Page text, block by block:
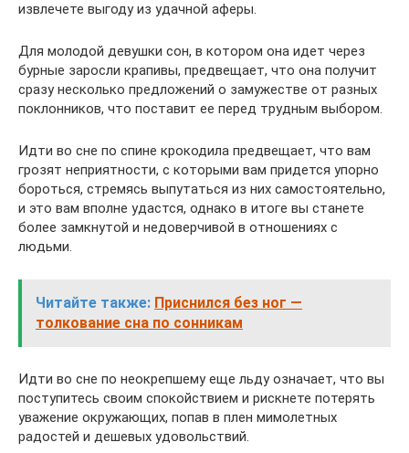
извлечете выгоду из удачной аферы.
Для молодой девушки сон, в котором она идет через
бурные заросли крапивы, предвещает, что она получит
сразу несколько предложений о замужестве от разных
поклонников, что поставит ее перед трудным выбором.
Идти во сне по спине крокодила предвещает, что вам
грозят неприятности, с которыми вам придется упорно
бороться, стремясь выпутаться из них самостоятельно,
и это вам вполне удастся, однако в итоге вы станете
более замкнутой и недоверчивой в отношениях с
людьми.
Читайте также: Приснился без ног —
толкование сна по сонникам
Идти во сне по неокрепшему еще льду означает, что вы
поступитесь своим спокойствием и рискнете потерять
уважение окружающих, попав в плен мимолетных
радостей и дешевых удовольствий.